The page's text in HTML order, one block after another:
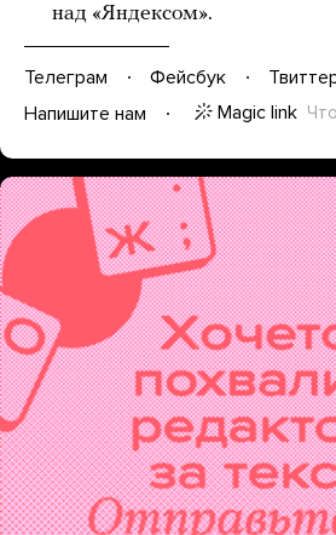
над «Яндексом».
Телеграм Фейсбук
Напишите нам
Magic link